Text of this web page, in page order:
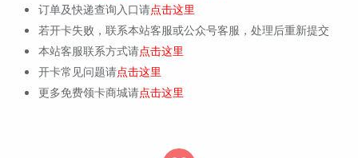
订单及快递查询入口请点击这里
若开卡失败，联系本站客服或公众号客服，处理后重新提交
本站客服联系方式请点击这里
开卡常见问题请点击这里
更多免费领卡商城请点击这里